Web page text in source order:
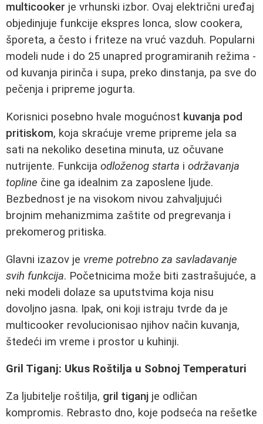
multicooker je vrhunski izbor. Ovaj električni uređaj
objedinjuje funkcije ekspres lonca, slow cookera,
šporeta, a često i friteze na vruć vazduh. Popularni
modeli nude i do 25 unapred programiranih režima -
od kuvanja pirinča i supa, preko dinstanja, pa sve do
pečenja i pripreme jogurta.
Korisnici posebno hvale mogućnost kuvanja pod
pritiskom, koja skraćuje vreme pripreme jela sa
sati na nekoliko desetina minuta, uz očuvane
nutrijente. Funkcija odloženog starta i održavanja
topline čine ga idealnim za zaposlene ljude.
Bezbednost je na visokom nivou zahvaljujući
brojnim mehanizmima zaštite od pregrevanja i
prekomerog pritiska.
Glavni izazov je vreme potrebno za savladavanje
svih funkcija. Početnicima može biti zastrašujuće, a
neki modeli dolaze sa uputstvima koja nisu
dovoljno jasna. Ipak, oni koji istraju tvrde da je
multicooker revolucionisao njihov način kuvanja,
štedeći im vreme i prostor u kuhinji.
Gril Tiganj: Ukus Roštilja u Sobnoj Temperaturi
Za ljubitelje roštilja, gril tiganj je odličan
kompromis. Rebrasto dno, koje podseća na rešetke